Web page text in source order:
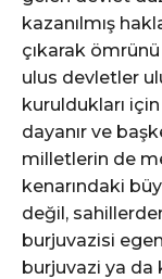
kazanılmış
çıkarak
ulus devletler
kuruldukları
dayanır ve
milletlerin de
kenarındaki
değil,
burjuvazisi
burjuvazi ya